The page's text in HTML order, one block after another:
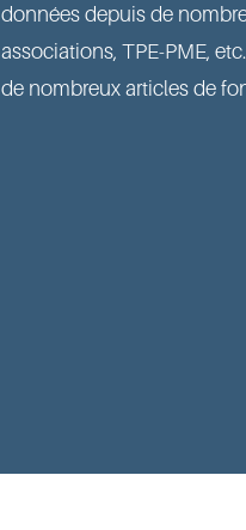
données depuis de
associations, TPE-PME,
de nombreux articles de